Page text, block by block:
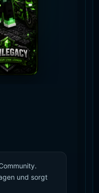
und sorgt